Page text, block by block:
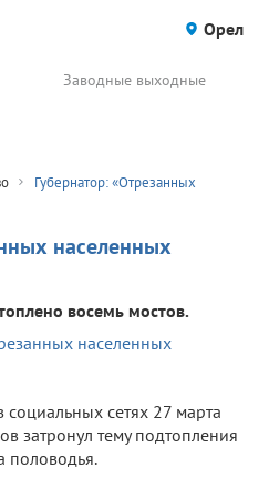
Орел
Заводные выходные
Губернатор: «Отрезанных
населенных
восемь мостов.
сетях 27 марта
затронул тему подтопления
половодья.